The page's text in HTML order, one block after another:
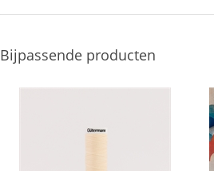
Bijpassende producten